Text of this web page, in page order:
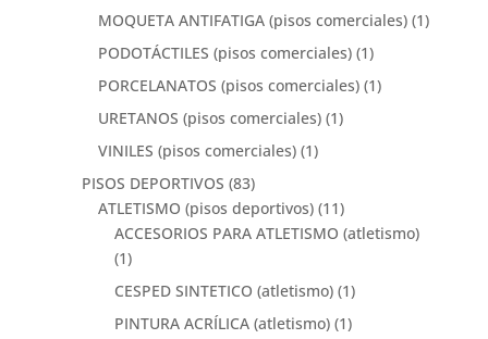
MOQUETA ANTIFATIGA (pisos comerciales) (1)
PODOTÁCTILES (pisos comerciales) (1)
PORCELANATOS (pisos comerciales) (1)
URETANOS (pisos comerciales) (1)
VINILES (pisos comerciales) (1)
PISOS DEPORTIVOS (83)
ATLETISMO (pisos deportivos) (11)
ACCESORIOS PARA ATLETISMO (atletismo)
(1)
CESPED SINTETICO (atletismo) (1)
PINTURA ACRÍLICA (atletismo) (1)